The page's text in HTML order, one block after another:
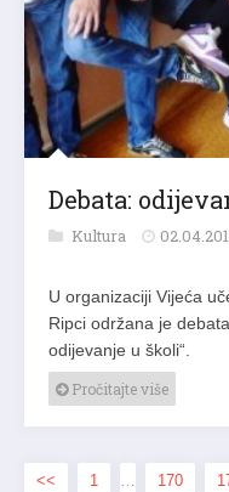
Debata:
Kultura
U organizaciji Vijeća
Ripci održana je
odijevanje u školi“.
Pročitajte više
<< 1 … 170